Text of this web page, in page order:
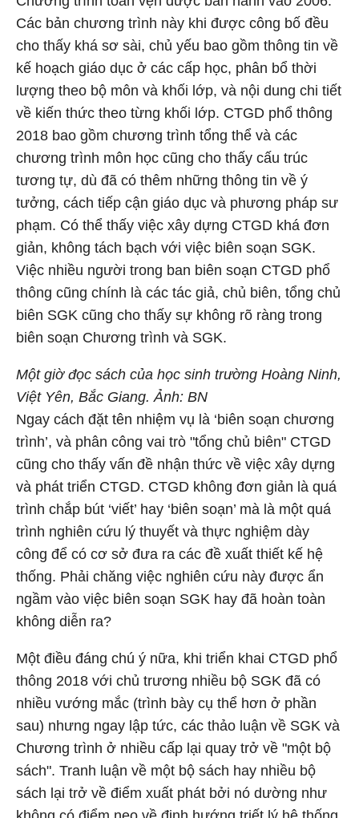
Các bản chương trình này khi được công bố đều
cho thấy khá sơ sài, chủ yếu bao gồm thông tin về
kế hoạch giáo dục ở các cấp học, phân bổ thời
lượng theo bộ môn và khối lớp, và nội dung chi tiết
về kiến thức theo từng khối lớp. CTGD phổ thông
2018 bao gồm chương trình tổng thể và các
chương trình môn học cũng cho thấy cấu trúc
tương tự, dù đã có thêm những thông tin về ý
tưởng, cách tiếp cận giáo dục và phương pháp sư
phạm. Có thể thấy việc xây dựng CTGD khá đơn
giản, không tách bạch với việc biên soạn SGK.
Việc nhiều người trong ban biên soạn CTGD phổ
thông cũng chính là các tác giả, chủ biên, tổng chủ
biên SGK cũng cho thấy sự không rõ ràng trong
biên soạn Chương trình và SGK.
Một giờ đọc sách của học sinh trường Hoàng Ninh,
Việt Yên, Bắc Giang. Ảnh: BN
Ngay cách đặt tên nhiệm vụ là ‘biên soạn chương
trình’, và phân công vai trò "tổng chủ biên" CTGD
cũng cho thấy vấn đề nhận thức về việc xây dựng
và phát triển CTGD. CTGD không đơn giản là quá
trình chắp bút ‘viết’ hay ‘biên soạn’ mà là một quá
trình nghiên cứu lý thuyết và thực nghiệm dày
công để có cơ sở đưa ra các đề xuất thiết kế hệ
thống. Phải chăng việc nghiên cứu này được ẩn
ngầm vào việc biên soạn SGK hay đã hoàn toàn
không diễn ra?
Một điều đáng chú ý nữa, khi triển khai CTGD phổ
thông 2018 với chủ trương nhiều bộ SGK đã có
nhiều vướng mắc (trình bày cụ thể hơn ở phần
sau) nhưng ngay lập tức, các thảo luận về SGK và
Chương trình ở nhiều cấp lại quay trở về "một bộ
sách". Tranh luận về một bộ sách hay nhiều bộ
sách lại trở về điểm xuất phát bởi nó dường như